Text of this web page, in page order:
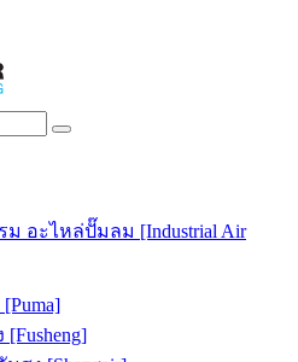
อะไหล่ปั๊มลม [Industrial Air